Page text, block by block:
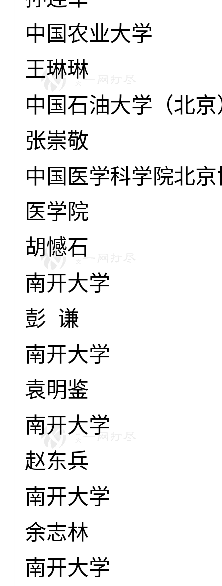
中国农业大学
王琳琳
中国石油大学（北京
张崇敬
中国医学科学院北
医学院
胡憾石
南开大学
彭 谦
南开大学
袁明鉴
南开大学
赵东兵
南开大学
余志林
南开大学